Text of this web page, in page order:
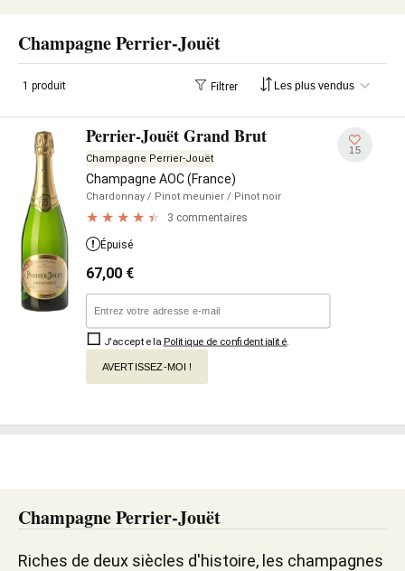
Champagne Perrier-Jouët
1 produit Filtrer
Perrier-Jouët Grand Brut
Champagne Perrier-Jouët
Champagne AOC (France)
Chardonnay / Pinot meunier / Pinot noir
3 commentaires
15
Épuisé
67,00 €
J'accepte la Politique de confidentialité
AVERTISSEZ-MOI !
Champagne Perrier-Jouët
Riches de deux siècles d'histoire, les champagnes